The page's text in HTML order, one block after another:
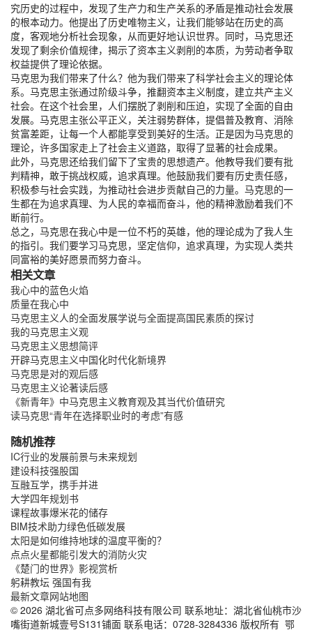
究历史的过程中，发现了生产力和生产关系的矛盾是推动社会发展
的根本动力。他提出了历史唯物主义，让我们能够站在历史的高
度，客观地分析社会现象，从而更好地认识世界。同时，马克思还
发现了剩余价值规律，揭示了资本主义剥削的本质，为劳动者争取
权益提供了理论依据。
马克思为我们带来了什么？他为我们带来了科学社会主义的理论体
系。马克思主张通过阶级斗争，推翻资本主义制度，建立共产主义
社会。在这个社会里，人们摆脱了剥削和压迫，实现了全面的自由
发展。马克思主张公平正义，关注弱势群体，提倡普及教育、消除
贫富差距，让每一个人都能享受到美好的生活。正是因为马克思的
理论，许多国家走上了社会主义道路，取得了显著的社会成果。
此外，马克思还给我们留下了宝贵的思想遗产。他教导我们要有批
判精神，敢于挑战权威，追求真理。他鼓励我们要有历史责任感，
积极参与社会实践，为推动社会进步贡献自己的力量。马克思的一
生都在为追求真理、为人民的幸福而奋斗，他的精神激励着我们不
断前行。
总之，马克思在我心中是一位不朽的英雄，他的理论成为了我人生
的指引。我们要学习马克思，坚定信仰，追求真理，为实现人类共
同富裕的美好愿景而努力奋斗。
相关文章
我心中的蓝色火焰
质量在我心中
马克思主义人的全面发展学说与全面提高国民素质的探讨
我的马克思主义观
马克思主义思想简评
开辟马克思主义中国化时代化新境界
马克思是对的观后感
马克思主义论著读后感
《新青年》中马克思主义教育观及其当代价值研究
读马克思“青年在选择职业时的考虑”有感
随机推荐
IC行业的发展前景与未来规划
建设科技强股国
互融互学，携手并进
大学四年规划书
课程故事爆米花的储存
BIM技术助力绿色低碳发展
太阳是如何维持地球的温度平衡的？
点点火星都能引发大的消防火灾
《楚门的世界》影视赏析
躬耕教坛 强国有我
最新文章网站地图
© 2026 湖北省可点多网络科技有限公司 联系地址：湖北省仙桃市沙
嘴街道新城壹号S131铺面 联系电话：0728-3284336 版权所有 鄂